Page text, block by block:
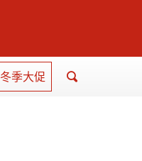
冬季大促